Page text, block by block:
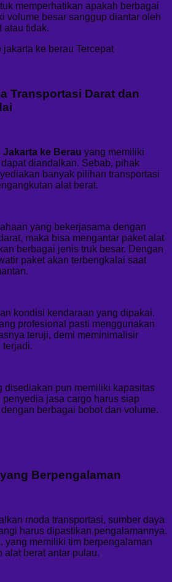
memperhatikan apakah berbagai
volume besar sanggup diantar oleh
atau tidak.
Darat dan
ke Berau yang memiliki
diandalkan. Sebab, pihak
banyak pilihan transportasi
alat berat.
yang bekerjasama dengan
maka bisa mengantar paket alat
berbagai jenis truk besar. Dengan
paket akan terbengkalai saat
kondisi kendaraan yang dipakai.
profesional pasti menggunakan
teruji, demi meminimalisir
terjadi.
disediakan pun memiliki kapasitas
jasa cargo harus siap
berbagai bobot dan volume.
Berpengalaman
moda transportasi, sumber daya
harus dipastikan pengalamannya.
yang memiliki tim berpengalaman
alat berat antar pulau.